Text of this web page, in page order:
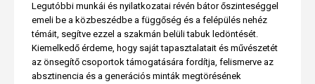
Legutóbbi munkái és nyilatkozatai révén bátor őszinteséggel
emeli be a közbeszédbe a függőség és a felépülés nehéz
témáit, segítve ezzel a szakmán belüli tabuk ledöntését.
Kiemelkedő érdeme, hogy saját tapasztalatait és művészetét
az önsegítő csoportok támogatására fordítja, felismerve az
absztinencia és a generációs minták megtörésének